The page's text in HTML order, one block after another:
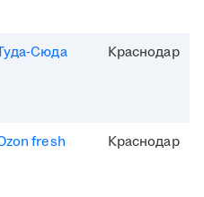
Сюда Краснодар
fresh Краснодар